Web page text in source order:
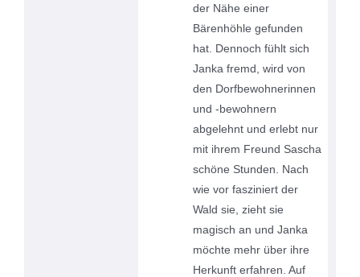
der Nähe einer
Bärenhöhle gefunden
hat. Dennoch fühlt sich
Janka fremd, wird von
den Dorfbewohnerinnen
und -bewohnern
abgelehnt und erlebt nur
mit ihrem Freund Sascha
schöne Stunden. Nach
wie vor fasziniert der
Wald sie, zieht sie
magisch an und Janka
möchte mehr über ihre
Herkunft erfahren. Auf